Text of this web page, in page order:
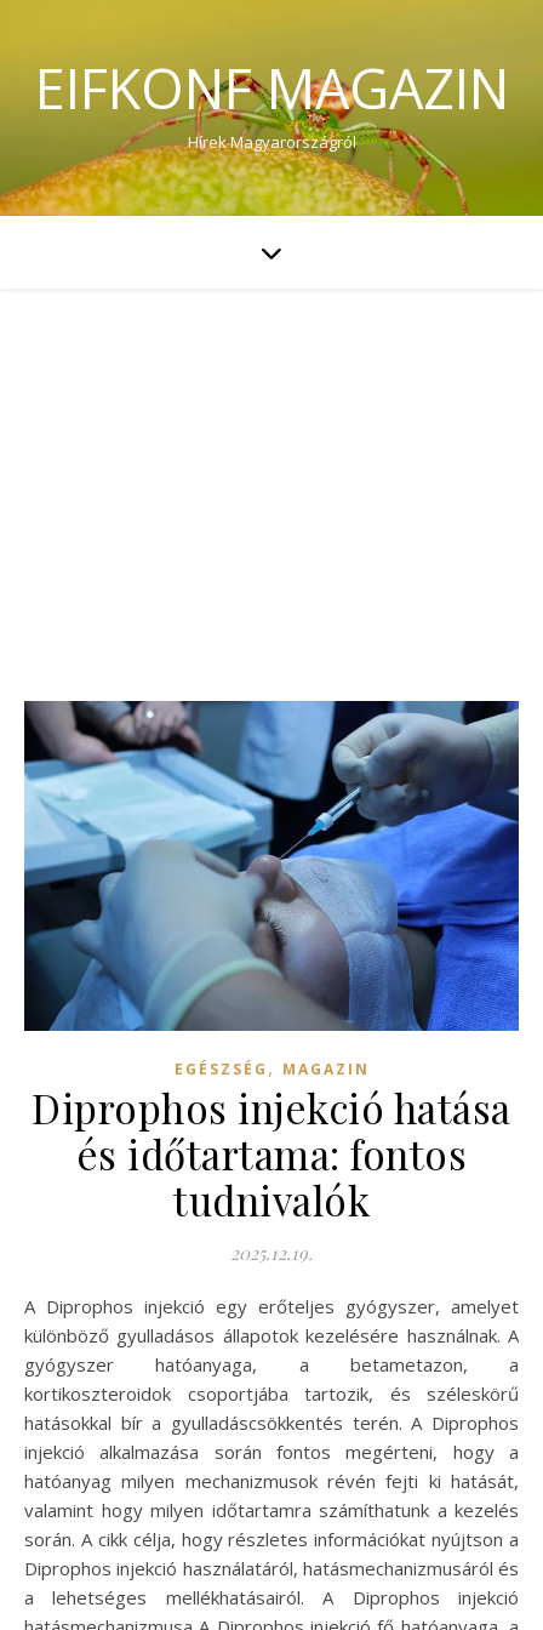
EIFKONF MAGAZIN
Hírek Magyarországról
EGÉSZSÉG , MAGAZIN
Diprophos injekció hatása
és időtartama: fontos
tudnivalók
2025.12.19.
A Diprophos injekció egy erőteljes gyógyszer, amelyet
különböző gyulladásos állapotok kezelésére használnak. A
gyógyszer hatóanyaga, a betametazon, a
kortikoszteroidok csoportjába tartozik, és széleskörű
hatásokkal bír a gyulladáscsökkentés terén. A Diprophos
injekció alkalmazása során fontos megérteni, hogy a
hatóanyag milyen mechanizmusok révén fejti ki hatását,
valamint hogy milyen időtartamra számíthatunk a kezelés
során. A cikk célja, hogy részletes információkat nyújtson a
Diprophos injekció használatáról, hatásmechanizmusáról és
a lehetséges mellékhatásairól. A Diprophos injekció